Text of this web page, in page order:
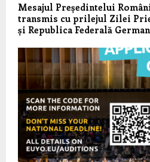
Mesajul Președintelui
transmis cu prilejul Zilei
și Republica Federală